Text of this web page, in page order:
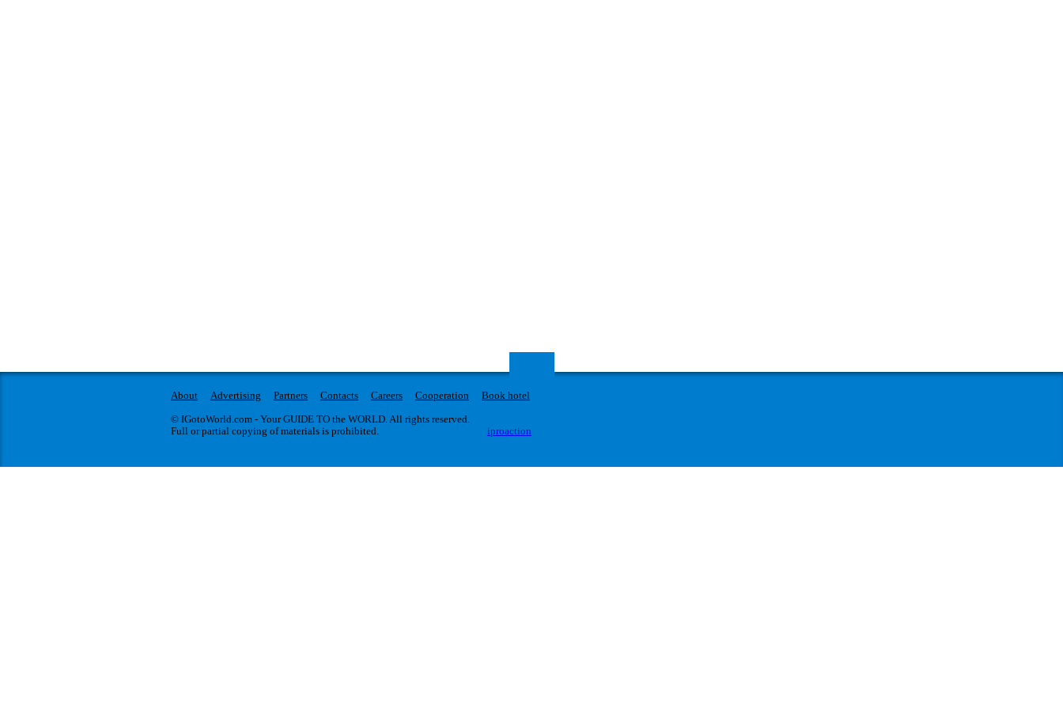
About Advertising Partners Contacts Careers Cooperation
Book hotel
© IGotoWorld.com - Your GUIDE TO the WORLD. All rights reserved.
Full or partial copying of materials is prohibited.
iproaction